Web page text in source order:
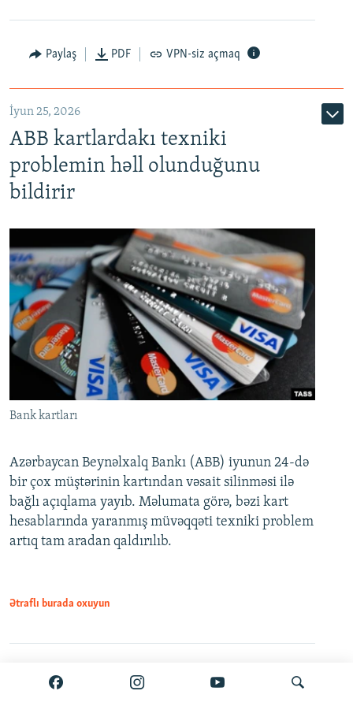
Auto 240p 360p 480p
720p 1080p
Paylaş PDF VPN-siz açmaq
İyun 25, 2026
ABB kartlardakı texniki
problemin həll olunduğunu
bildirir
Bank kartları
Azərbaycan Beynəlxalq Bankı (ABB) iyunun 24-də
bir çox müştərinin kartından vəsait silinməsi ilə
bağlı açıqlama yayıb. Məlumata görə, bəzi kart
hesablarında yaranmış müvəqqəti texniki problem
artıq tam aradan qaldırılıb.
Ətraflı burada oxuyun
Paylaş PDF VPN-siz açmaq